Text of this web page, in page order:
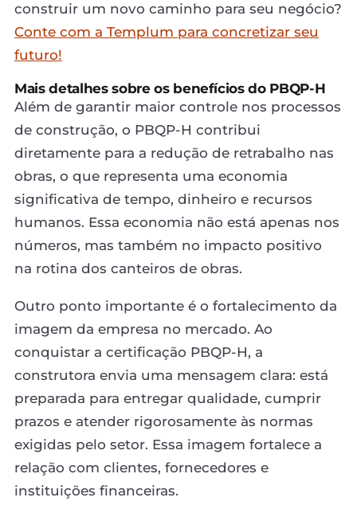
construir um novo caminho para seu negócio?
Conte com a Templum para concretizar seu
futuro!
Mais detalhes sobre os benefícios do PBQP-H
Além de garantir maior controle nos processos
de construção, o PBQP-H contribui
diretamente para a redução de retrabalho nas
obras, o que representa uma economia
significativa de tempo, dinheiro e recursos
humanos. Essa economia não está apenas nos
números, mas também no impacto positivo
na rotina dos canteiros de obras.
Outro ponto importante é o fortalecimento da
imagem da empresa no mercado. Ao
conquistar a certificação PBQP-H, a
construtora envia uma mensagem clara: está
preparada para entregar qualidade, cumprir
prazos e atender rigorosamente às normas
exigidas pelo setor. Essa imagem fortalece a
relação com clientes, fornecedores e
instituições financeiras.